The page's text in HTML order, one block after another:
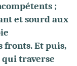
;
et sourd aux
Et puis,
qui traverse